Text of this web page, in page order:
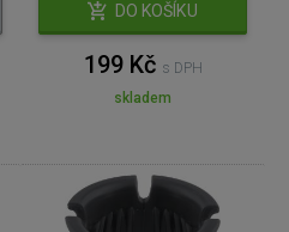
DO KOŠÍKU
199 Kč s DPH
skladem